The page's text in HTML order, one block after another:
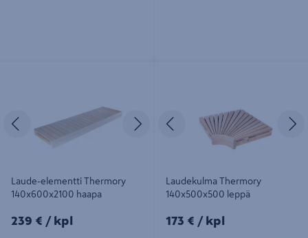
Edellinen Seuraava
Laude-elementti Thermory
140x600x2100 haapa
239€/kpl
239 € / kpl
Edellinen
Laudekulma Thermory
140x500x500 leppä
173€/kpl
173 € / kpl